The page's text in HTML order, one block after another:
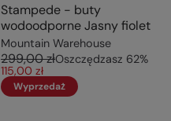
Stampede - buty
wodoodporne Jasny fiolet
Mountain Warehouse
299,00 złOszczędzasz 62%
115,00 zł
Wyprzedaż